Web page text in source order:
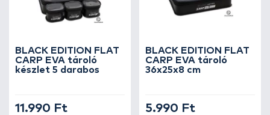
BLACK EDITION FLAT
CARP EVA tároló
készlet 5 darabos
11.990 Ft
BLACK EDITION FLAT
CARP EVA tároló
36x25x8 cm
5.990 Ft